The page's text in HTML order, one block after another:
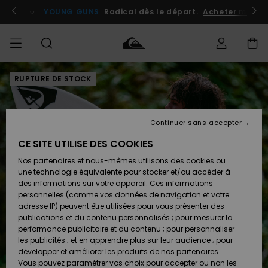
l'information
le
Se connecter / s'inscrire
YOUNG GUNS Radical dès le départ. Acheter
HOMME Vêtements
Chaussures
& Tongs
Surf
Snow
Vêtements
Chaussures
& Tongs
Surf
Snow
FEMME
Shop
A
Découvrir
Snow
SURF
Surf
Shop
Homme
Surf
Shop
Enfant
Highlights
Communauté
SNOW
Snow
Shop
Homme
Snow
Shop
Enfant
Snow
Shop
Femme
OUTLET
Outlet
Homme
Enfant
Outlet
Femme
Accéder à
ma
commande
Retours
Paiement
Carte
Cadeau
RUPTURE DE STOCK
CE SITE UTILISE DES COOKIES
Nos partenaires et nous-mêmes utilisons des cookies ou
une technologie équivalente pour stocker et/ou accéder à
des informations sur votre appareil. Ces informations
personnelles (comme vos données de navigation et votre
adresse IP) peuvent être utilisées pour vous présenter des
publications et du contenu personnalisés ; pour mesurer la
performance publicitaire et du contenu ; pour personnaliser
les publicités ; et en apprendre plus sur leur audience ; pour
développer et améliorer les produits de nos partenaires.
Vous pouvez paramétrer vos choix pour accepter ou non les
Continuer sans accepter